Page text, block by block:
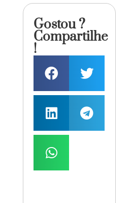
Gostou ?
Compartilhe
!